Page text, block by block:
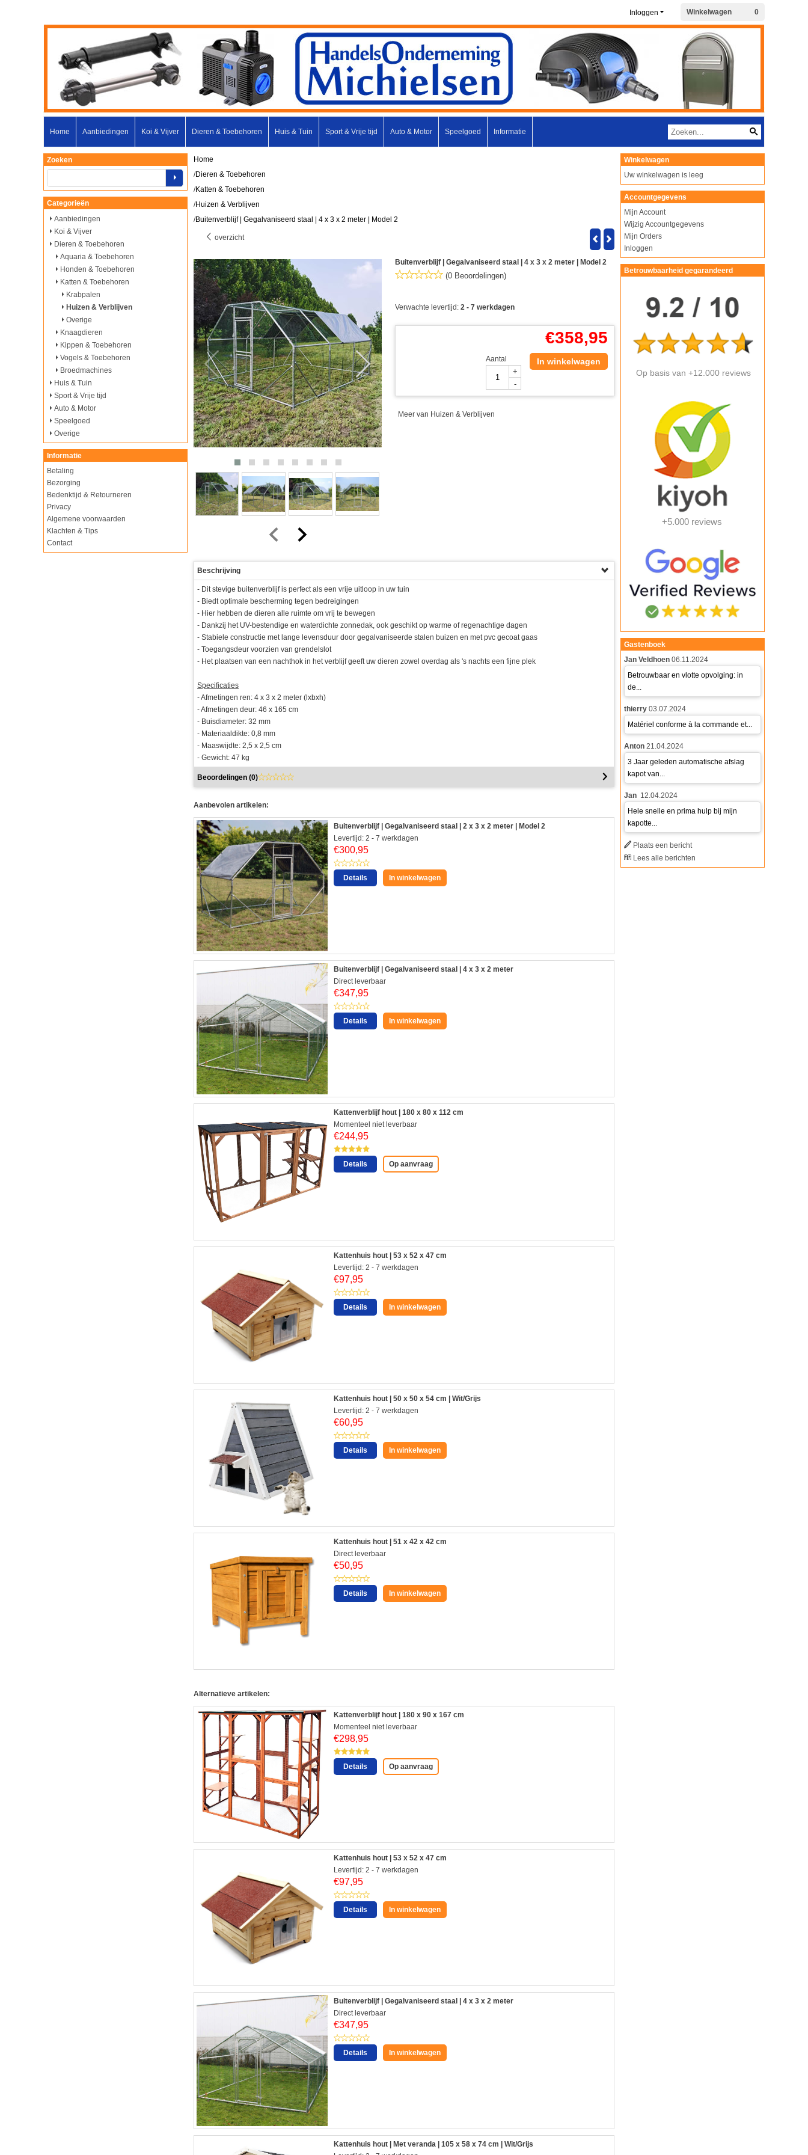
Winkelwagen 0
Inloggen
Home Aanbiedingen Koi & Vijver Dieren & Toebehoren Huis & Tuin Sport & Vrije tijd Auto & Motor Speelgoed Informatie
Zoeken
Categorieën
Aanbiedingen
Koi & Vijver
Dieren & Toebehoren
Aquaria & Toebehoren
Honden & Toebehoren
Katten & Toebehoren
Krabpalen
Huizen & Verblijven
Overige
Knaagdieren
Kippen & Toebehoren
Vogels & Toebehoren
Broedmachines
Huis & Tuin
Sport & Vrije tijd
Auto & Motor
Speelgoed
Overige
Informatie
Betaling
Bezorging
Bedenktijd & Retourneren
Privacy
Algemene voorwaarden
Klachten & Tips
Contact
Home
/Dieren & Toebehoren
/Katten & Toebehoren
/Huizen & Verblijven
/Buitenverblijf | Gegalvaniseerd staal | 4 x 3 x 2 meter | Model 2
overzicht
Buitenverblijf | Gegalvaniseerd staal | 4 x 3 x 2 meter | Model 2
(0 Beoordelingen)
Verwachte levertijd: 2 - 7 werkdagen
€358,95
Aantal
+
-
In winkelwagen
Meer van Huizen & Verblijven
Beschrijving
- Dit stevige buitenverblijf is perfect als een vrije uitloop in uw tuin
- Biedt optimale bescherming tegen bedreigingen
- Hier hebben de dieren alle ruimte om vrij te bewegen
- Dankzij het UV-bestendige en waterdichte zonnedak, ook geschikt op warme of regenachtige dagen
- Stabiele constructie met lange levensduur door gegalvaniseerde stalen buizen en met pvc gecoat gaas
- Toegangsdeur voorzien van grendelslot
- Het plaatsen van een nachthok in het verblijf geeft uw dieren zowel overdag als 's nachts een fijne plek
Specificaties
- Afmetingen ren: 4 x 3 x 2 meter (lxbxh)
- Afmetingen deur: 46 x 165 cm
- Buisdiameter: 32 mm
- Materiaaldikte: 0,8 mm
- Maaswijdte: 2,5 x 2,5 cm
- Gewicht: 47 kg
Beoordelingen (0)
Aanbevolen artikelen:
Buitenverblijf | Gegalvaniseerd staal | 2 x 3 x 2 meter | Model 2
Levertijd: 2 - 7 werkdagen
€300,95
Details In winkelwagen
Buitenverblijf | Gegalvaniseerd staal | 4 x 3 x 2 meter
Direct leverbaar
€347,95
Details In winkelwagen
Kattenverblijf hout | 180 x 80 x 112 cm
Momenteel niet leverbaar
€244,95
Details Op aanvraag
Kattenhuis hout | 53 x 52 x 47 cm
Levertijd: 2 - 7 werkdagen
€97,95
Details In winkelwagen
Kattenhuis hout | 50 x 50 x 54 cm | Wit/Grijs
Levertijd: 2 - 7 werkdagen
€60,95
Details In winkelwagen
Kattenhuis hout | 51 x 42 x 42 cm
Direct leverbaar
€50,95
Details In winkelwagen
Alternatieve artikelen:
Kattenverblijf hout | 180 x 90 x 167 cm
Momenteel niet leverbaar
€298,95
Details Op aanvraag
Kattenhuis hout | 53 x 52 x 47 cm
Levertijd: 2 - 7 werkdagen
€97,95
Details In winkelwagen
Buitenverblijf | Gegalvaniseerd staal | 4 x 3 x 2 meter
Direct leverbaar
€347,95
Details In winkelwagen
Kattenhuis hout | Met veranda | 105 x 58 x 74 cm | Wit/Grijs
Winkelwagen
Uw winkelwagen is leeg
Accountgegevens
Mijn Account
Wijzig Accountgegevens
Mijn Orders
Inloggen
Betrouwbaarheid gegarandeerd
Op basis van +12.000 reviews
+5.000 reviews
Gastenboek
Jan Veldhoen 06.11.2024
Betrouwbaar en vlotte opvolging: in
de...
thierry 03.07.2024
Matériel conforme à la commande et...
Anton 21.04.2024
3 Jaar geleden automatische afslag
kapot van...
Jan 12.04.2024
Hele snelle en prima hulp bij mijn
kapotte...
Plaats een bericht
Lees alle berichten